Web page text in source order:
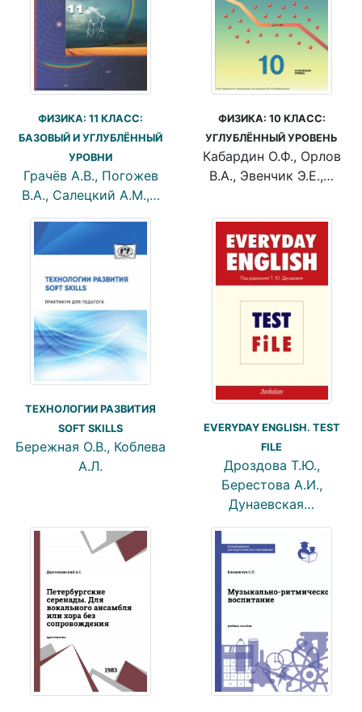
ФИЗИКА: 11 КЛАСС:
БАЗОВЫЙ И УГЛУБЛЁННЫЙ
УРОВНИ
Грачёв А.В., Погожев
В.А., Салецкий А.М.,…
ФИЗИКА: 10 КЛАСС:
УГЛУБЛЁННЫЙ УРОВЕНЬ
Кабардин О.Ф., Орлов
В.А., Эвенчик Э.Е.,…
ТЕХНОЛОГИИ РАЗВИТИЯ
SOFT SKILLS
Бережная О.В., Коблева
А.Л.
EVERYDAY ENGLISH. TEST
FILE
Дроздова Т.Ю.,
Берестова А.И.,
Дунаевская…